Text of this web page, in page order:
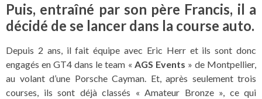
Puis, entraîné par son père Francis, il a
décidé de se lancer dans la course auto.
Depuis 2 ans, il fait équipe avec Eric Herr et ils sont donc
engagés en GT4 dans le team « AGS Events » de Montpellier,
au volant d’une Porsche Cayman. Et, après seulement trois
courses, ils sont déjà classés « Amateur Bronze », ce qui